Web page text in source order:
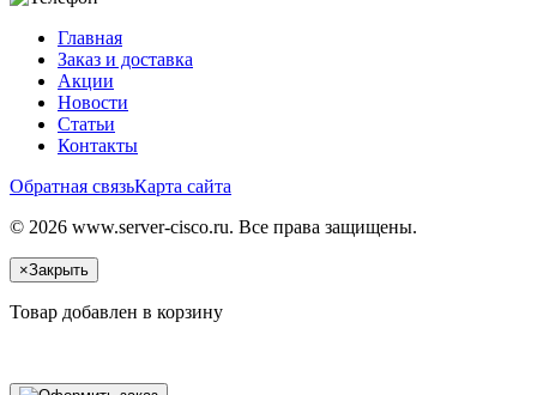
Главная
Заказ и доставка
Акции
Новости
Статьи
Контакты
Обратная связьКарта сайта
© 2026 www.server-cisco.ru. Все права защищены.
×Закрыть
Товар добавлен в корзину